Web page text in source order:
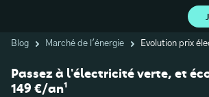
Blog Marché de l'énergie Evolution prix
Passez à l'électricité verte, et
149 €/an¹